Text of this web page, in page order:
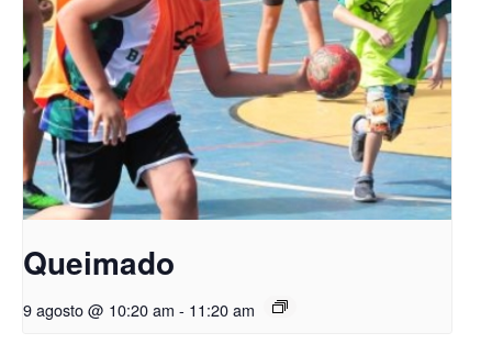
Queimado
9 agosto @ 10:20 am - 11:20 am